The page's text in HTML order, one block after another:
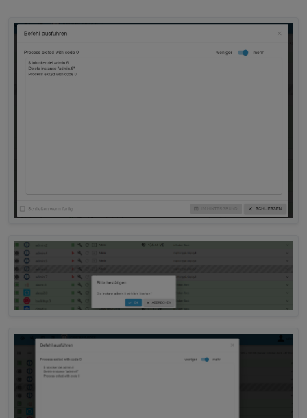
deinstallieren, dann den Slave anbinden,